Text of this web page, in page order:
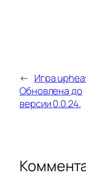
← Игра
Обновлена до
версии 0.0.24.